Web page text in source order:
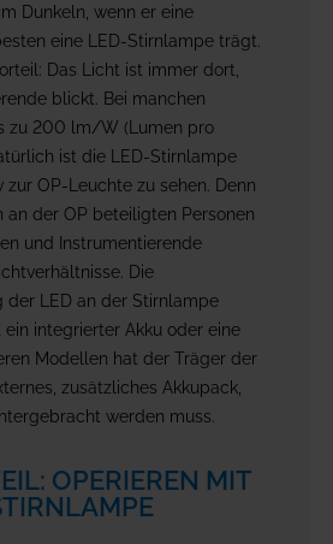
Dunkeln, wenn er eine
eine LED-Stirnlampe trägt.
Das Licht ist immer dort,
blickt. Bei manchen
zu 200 lm/W (Lumen pro
ist die LED-Stirnlampe
OP-Leuchte zu sehen. Denn
an der OP beteiligten Personen
und Instrumentierende
Die
der LED an der Stirnlampe
integrierter Akku oder eine
Modellen hat der Träger der
zusätzliches Akkupack,
werden muss.
OPERIEREN MIT